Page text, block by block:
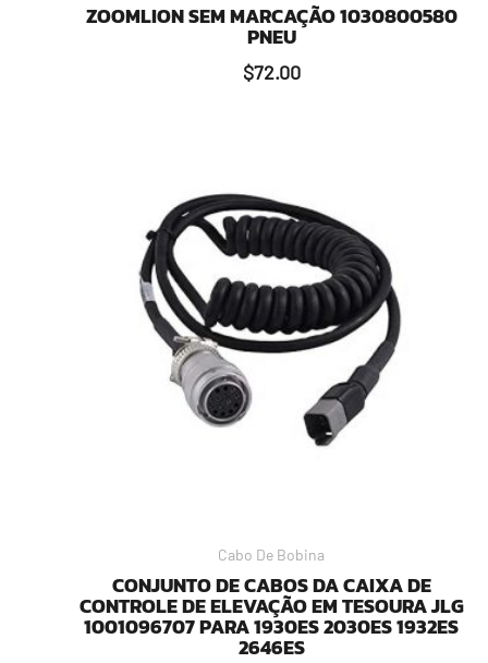
ZOOMLION SEM MARCAÇÃO 1030800580
PNEU
$72.00
Cabo De Bobina
CONJUNTO DE CABOS DA CAIXA DE
CONTROLE DE ELEVAÇÃO EM TESOURA JLG
1001096707 PARA 1930ES 2030ES 1932ES
2646ES